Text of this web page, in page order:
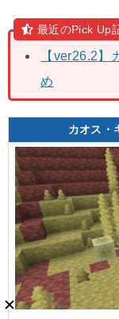
最近のPick Up
【ver26.2】
め
カオス・